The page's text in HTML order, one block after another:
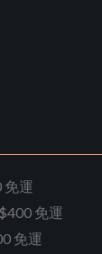
免運
免運
免運